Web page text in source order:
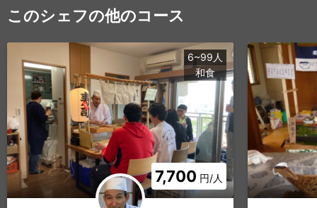
このシェフの他のコース
7,700 円/人
6~99人
和食